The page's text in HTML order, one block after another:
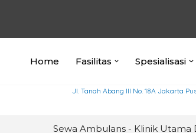
Home Fasilitas Spesialisasi
Jl. Tanah Abang III No. 18A Jakarta